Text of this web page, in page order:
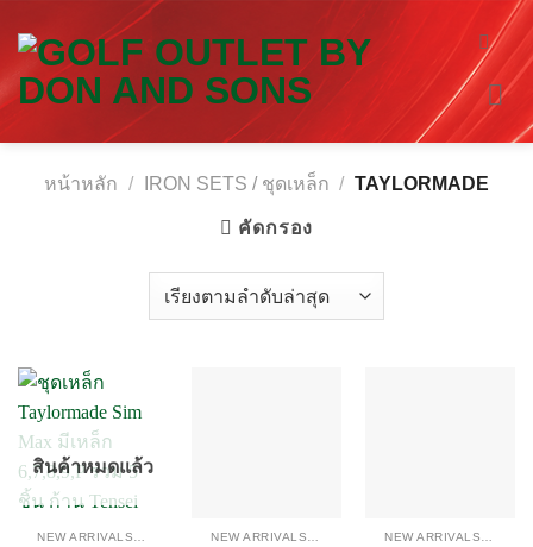
content
หน้าหลัก / IRON SETS / ชุดเหล็ก / TAYLORMADE
คัดกรอง
สินค้าหมดแล้ว